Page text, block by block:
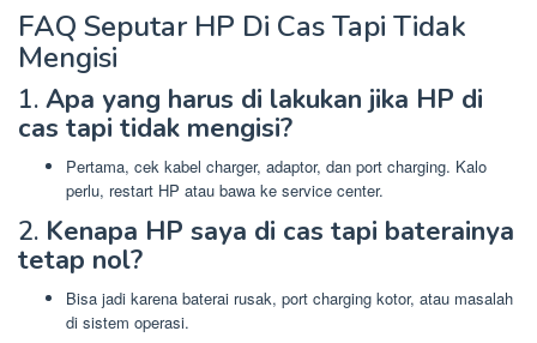
FAQ Seputar HP Di Cas Tapi Tidak
Mengisi
1. Apa yang harus di lakukan jika HP di
cas tapi tidak mengisi?
Pertama, cek kabel charger, adaptor, dan port charging. Kalo
perlu, restart HP atau bawa ke service center.
2. Kenapa HP saya di cas tapi baterainya
tetap nol?
Bisa jadi karena baterai rusak, port charging kotor, atau masalah
di sistem operasi.